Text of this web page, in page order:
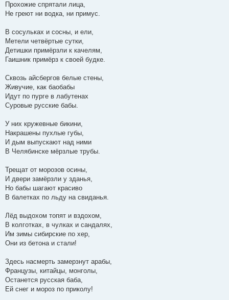
Прохожие спрятали лица,
Не греют ни водка, ни примус.
В сосульках и сосны, и ели,
Метели четвёртые сутки,
Детишки примёрзли к качелям,
Гаишник примёрз к своей будке.
Сквозь айсбергов белые стены,
Живучие, как баобабы
Идут по пурге в лабутенах
Суровые русские бабы.
У них кружевные бикини,
Накрашены пухлые губы,
И дым выпускают над ними
В Челябинске мёрзлые трубы.
Трещат от морозов осины,
И двери замёрзли у зданья,
Но бабы шагают красиво
В балетках по льду на свиданья.
Лёд выдохом топят и вздохом,
В колготках, в чулках и сандалях,
Им зимы сибирские по хер,
Они из бетона и стали!
Здесь насмерть замерзнут арабы,
Французы, китайцы, монголы,
Останется русская баба,
Ей снег и мороз по приколу!